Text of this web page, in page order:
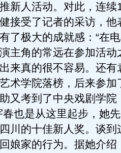
新人活动。对此，连
接受了记者的采访，他
了极大的成就感：“在
主角的常远在参加活动
来真的很不容易。还
术学院落榜，后来参加
又考到了中央戏剧学院
春也是从这里起步，她
川的十佳新人奖。谈到
娘家的行为。据她介绍